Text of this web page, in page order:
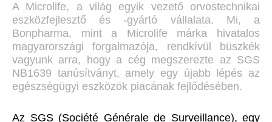
A Microlife, a világ egyik vezető orvostechnikai
eszközfejlesztő és -gyártó vállalata. Mi, a
Bonpharma, mint a Microlife márka hivatalos
magyarországi forgalmazója, rendkívül büszkék
vagyunk arra, hogy a cég megszerezte az SGS
NB1639 tanúsítványt, amely egy újabb lépés az
egészségügyi eszközök piacának fejlődésében.
Az SGS (Société Générale de Surveillance), egy